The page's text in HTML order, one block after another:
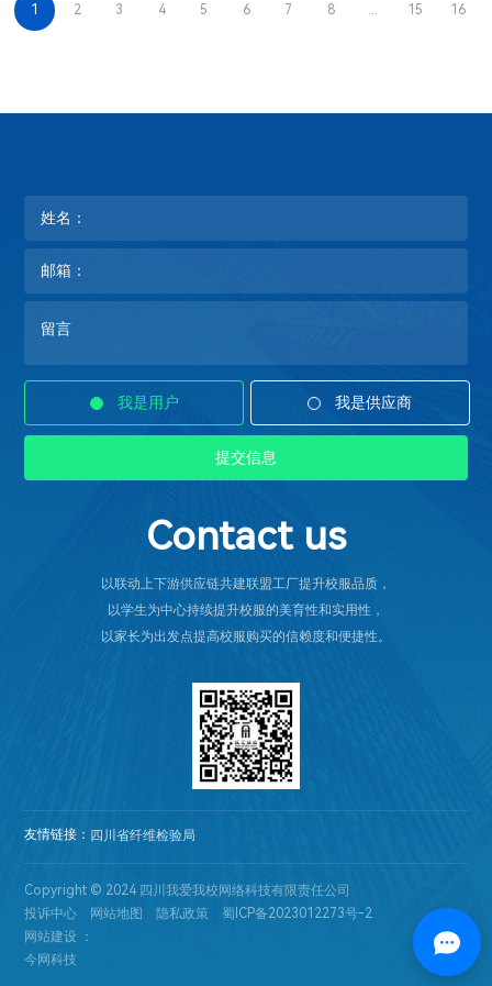
1 2 3 4 5 6 7 8 15 16
我是用户 我是供应商
Contact us
以联动上下游供应链共建联盟工厂提升校服品质，
以学生为中心持续提升校服的美育性和实用性，
以家长为出发点提高校服购买的信赖度和便捷性。
友情链接： 四川省纤维检验局
Copyright © 2024 四川我爱我校网络科技有限责任公司
投诉中心
网站地图 隐私政策
蜀ICP备2023012273号-2
网站建设 ：
今网科技